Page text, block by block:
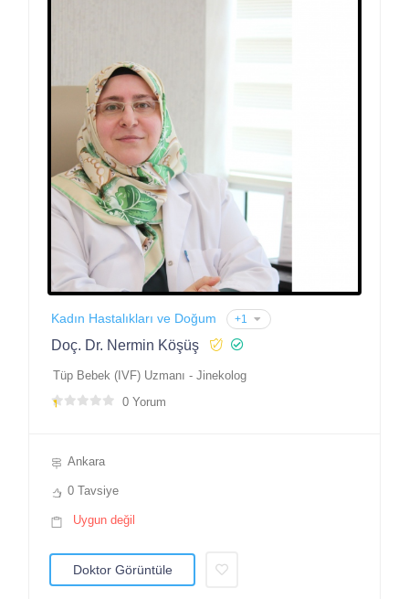
Kadın Hastalıkları ve Doğum +1
Doç. Dr. Nermin Köşüş
Tüp Bebek (IVF) Uzmanı - Jinekolog
0 Yorum
Ankara
0 Tavsiye
Uygun değil
Doktor Görüntüle